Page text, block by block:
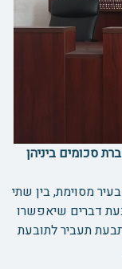
סכומים ביניהן
מסוימת, בין שתי
דברים שיאפשרו
תעביר לתובעת